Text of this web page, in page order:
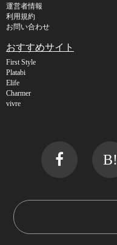
運営者情報
利用規約
お問い合わせ
おすすめサイト
First Style
Platabi
Elife
Charmer
vivre
B!